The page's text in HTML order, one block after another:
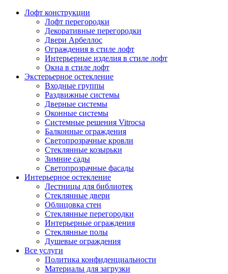
Лофт конструкции
Лофт перегородки
Декоративные перегородки
Двери Арбеллос
Ограждения в стиле лофт
Интерьерные изделия в стиле лофт
Окна в стиле лофт
Экстерьерное остекление
Входные группы
Раздвижные системы
Дверные системы
Оконные системы
Системные решения Vitrocsa
Балконные ограждения
Светопрозрачные кровли
Стеклянные козырьки
Зимние сады
Светопрозрачные фасады
Интерьерное остекление
Лестницы для библиотек
Стеклянные двери
Облицовка стен
Стеклянные перегородки
Интерьерные ограждения
Стеклянные полы
Душевые ограждения
Все услуги
Политика конфиденциальности
Материалы для загрузки